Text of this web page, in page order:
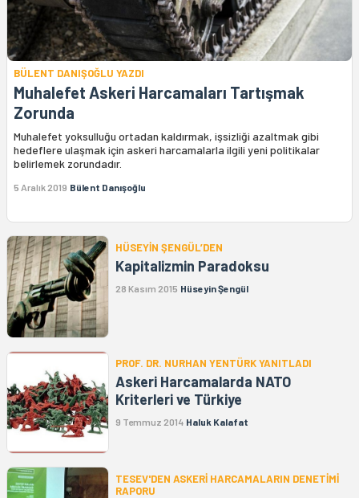
BÜLENT DANIŞOĞLU YAZDI
Muhalefet Askeri Harcamaları Tartışmak
Zorunda
Muhalefet yoksulluğu ortadan kaldırmak, işsizliği azaltmak gibi
hedeflere ulaşmak için askeri harcamalarla ilgili yeni politikalar
belirlemek zorundadır.
5 Aralık 2019 Bülent Danışoğlu
HÜSEYİN ŞENGÜL’DEN
Kapitalizmin Paradoksu
28 Kasım 2015 Hüseyin Şengül
PROF. DR. NURHAN YENTÜRK YANITLADI
Askeri Harcamalarda NATO
Kriterleri ve Türkiye
9 Temmuz 2014 Haluk Kalafat
TESEV'DEN ASKERİ HARCAMALARIN DENETİMİ
RAPORU